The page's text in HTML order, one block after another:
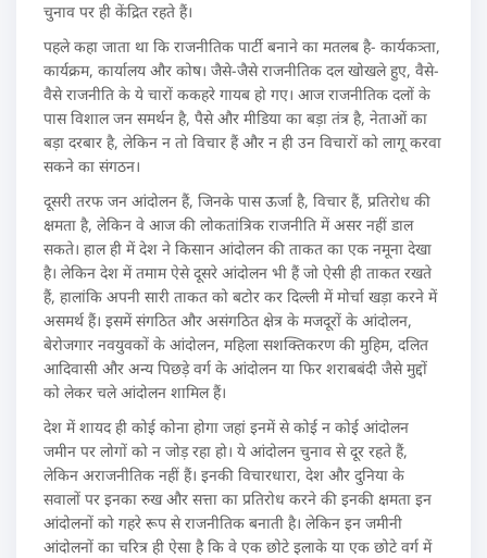
चुनाव पर ही केंद्रित रहते हैं।
पहले कहा जाता था कि राजनीतिक पार्टी बनाने का मतलब है- कार्यकत्र्ता,
कार्यक्रम, कार्यालय और कोष। जैसे-जैसे राजनीतिक दल खोखले हुए, वैसे-
वैसे राजनीति के ये चारों ककहरे गायब हो गए। आज राजनीतिक दलों के
पास विशाल जन समर्थन है, पैसे और मीडिया का बड़ा तंत्र है, नेताओं का
बड़ा दरबार है, लेकिन न तो विचार हैं और न ही उन विचारों को लागू करवा
सकने का संगठन।
दूसरी तरफ जन आंदोलन हैं, जिनके पास ऊर्जा है, विचार हैं, प्रतिरोध की
क्षमता है, लेकिन वे आज की लोकतांत्रिक राजनीति में असर नहीं डाल
सकते। हाल ही में देश ने किसान आंदोलन की ताकत का एक नमूना देखा
है। लेकिन देश में तमाम ऐसे दूसरे आंदोलन भी हैं जो ऐसी ही ताकत रखते
हैं, हालांकि अपनी सारी ताकत को बटोर कर दिल्ली में मोर्चा खड़ा करने में
असमर्थ हैं। इसमें संगठित और असंगठित क्षेत्र के मजदूरों के आंदोलन,
बेरोजगार नवयुवकों के आंदोलन, महिला सशक्तिकरण की मुहिम, दलित
आदिवासी और अन्य पिछड़े वर्ग के आंदोलन या फिर शराबबंदी जैसे मुद्दों
को लेकर चले आंदोलन शामिल हैं।
देश में शायद ही कोई कोना होगा जहां इनमें से कोई न कोई आंदोलन
जमीन पर लोगों को न जोड़ रहा हो। ये आंदोलन चुनाव से दूर रहते हैं,
लेकिन अराजनीतिक नहीं हैं। इनकी विचारधारा, देश और दुनिया के
सवालों पर इनका रुख और सत्ता का प्रतिरोध करने की इनकी क्षमता इन
आंदोलनों को गहरे रूप से राजनीतिक बनाती है। लेकिन इन जमीनी
आंदोलनों का चरित्र ही ऐसा है कि वे एक छोटे इलाके या एक छोटे वर्ग में